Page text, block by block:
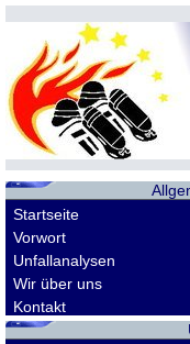
Startseite
Vorwort
Unfallanalysen
Wir über uns
Kontakt